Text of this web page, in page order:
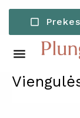
check_box_outline_blank